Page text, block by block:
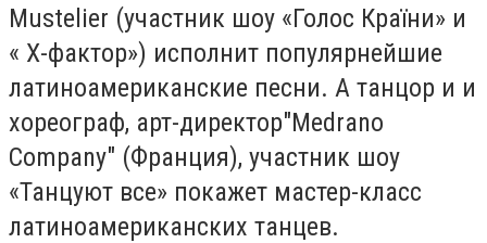
Mustelier (участник шоу «Голос Країни» и
« Х-фактор») исполнит популярнейшие
латиноамериканские песни. А танцор и и
хореограф, арт-директор"Medrano
Company" (Франция), участник шоу
«Танцуют все» покажет мастер-класс
латиноамериканских танцев.